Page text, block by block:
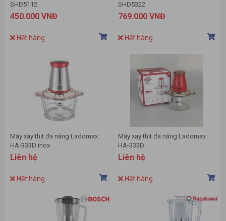
SHD5112
450.000 VNĐ
Hết hàng
SHD5322
769.000 VNĐ
Hết hàng
Máy xay thịt đa năng Ladomax
HA-333D inox
Liên hệ
Hết hàng
Máy xay thịt đa năng Ladomax
HA-333D
Liên hệ
Hết hàng